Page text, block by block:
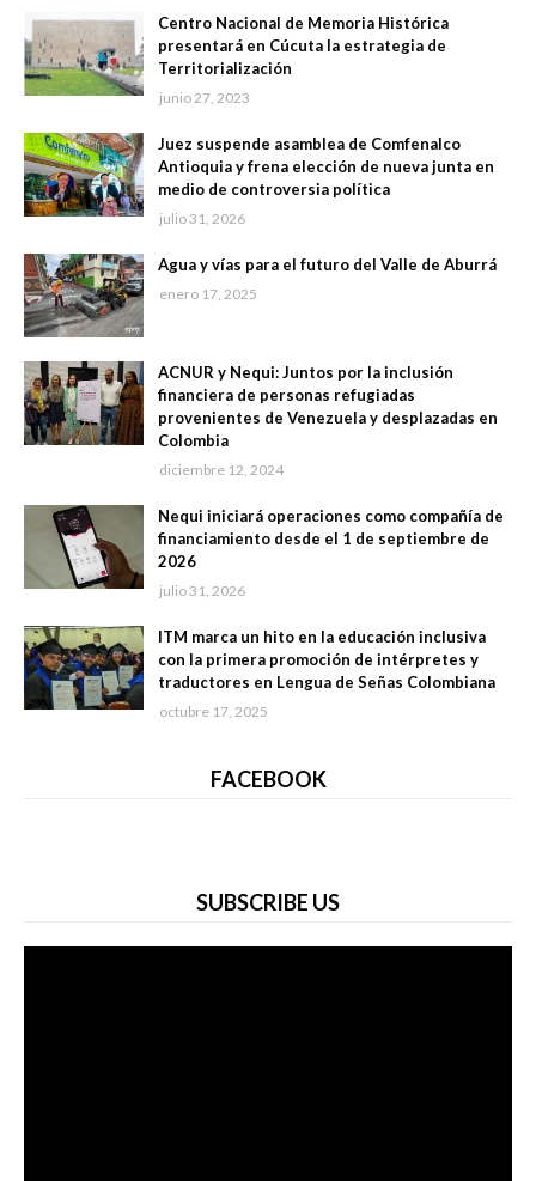
Centro Nacional de Memoria Histórica
presentará en Cúcuta la estrategia de
Territorialización
junio 27, 2023
Juez suspende asamblea de Comfenalco
Antioquia y frena elección de nueva junta en
medio de controversia política
julio 31, 2026
Agua y vías para el futuro del Valle de Aburrá
enero 17, 2025
ACNUR y Nequi: Juntos por la inclusión
financiera de personas refugiadas
provenientes de Venezuela y desplazadas en
Colombia
diciembre 12, 2024
Nequi iniciará operaciones como compañía de
financiamiento desde el 1 de septiembre de
2026
julio 31, 2026
ITM marca un hito en la educación inclusiva
con la primera promoción de intérpretes y
traductores en Lengua de Señas Colombiana
octubre 17, 2025
FACEBOOK
SUBSCRIBE US